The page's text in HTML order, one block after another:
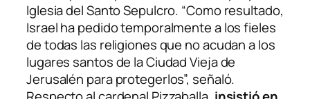
Iglesia del Santo Sepulcro. “Como resultado,
Israel ha pedido temporalmente a los fieles
de todas las religiones que no acudan a los
lugares santos de la Ciudad Vieja de
Jerusalén para protegerlos”, señaló.